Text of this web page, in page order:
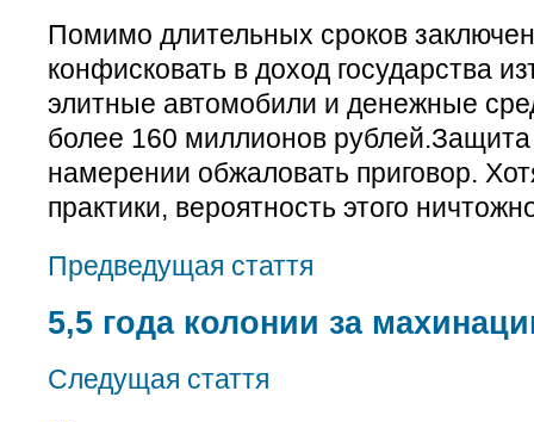
Помимо длительных сроков
конфисковать в доход государства
элитные автомобили и денежные
более 160 миллионов
намерении обжаловать приговор.
практики, вероятность этого
Предведущая стаття
5,5 года колонии за
Следущая стаття